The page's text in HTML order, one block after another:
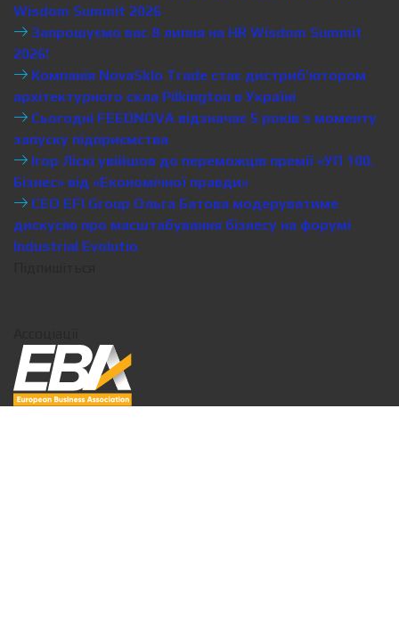
Wisdom Summit 2026
Запрошуємо вас 8 липня на HR Wisdom Summit
2026!
Компанія NovaSklo Trade стає дистриб’ютором
архітектурного скла Pilkington в Україні
Сьогодні FEEDNOVA відзначає 5 років з моменту
запуску підприємства
Ігор Ліскі увійшов до переможців премії «УП 100.
Бізнес» від «Економічної правди»
CEO EFI Group Ольга Батова модеруватиме
дискусію про масштабування бізнесу на форумі
Industrial Evolutio